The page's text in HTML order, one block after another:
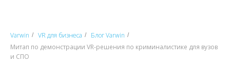
Varwin / VR для бизнеса / Блог Varwin /
Митап по демонстрации VR-решения по криминалистике для вузов
и СПО